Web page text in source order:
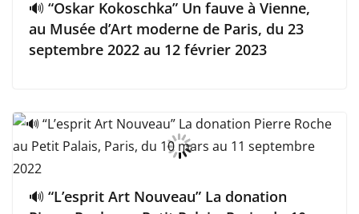
🔊 “Oskar Kokoschka” Un fauve à Vienne,
au Musée d’Art moderne de Paris, du 23
septembre 2022 au 12 février 2023
🔊 “L’esprit Art Nouveau” La donation